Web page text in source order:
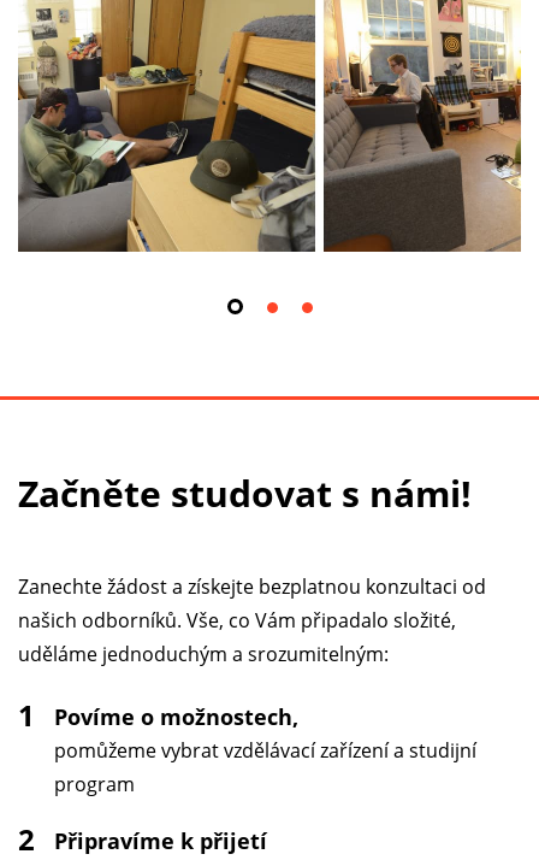
Začněte studovat s námi!
Zanechte žádost a získejte bezplatnou konzultaci od
našich odborníků. Vše, co Vám připadalo složité,
uděláme jednoduchým a srozumitelným:
1 Povíme o možnostech,
pomůžeme vybrat vzdělávací zařízení a studijní
program
2 Připravíme k přijetí